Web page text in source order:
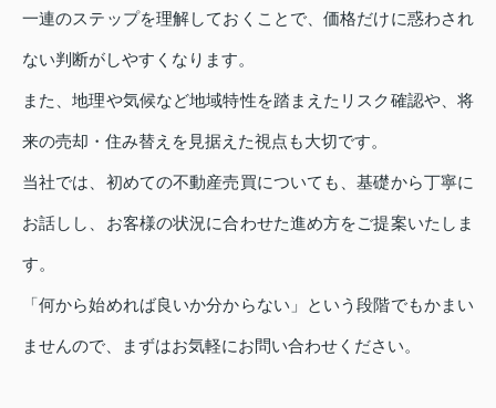
一連のステップを理解しておくことで、価格だけに惑わされ
ない判断がしやすくなります。
また、地理や気候など地域特性を踏まえたリスク確認や、将
来の売却・住み替えを見据えた視点も大切です。
当社では、初めての不動産売買についても、基礎から丁寧に
お話しし、お客様の状況に合わせた進め方をご提案いたしま
す。
「何から始めれば良いか分からない」という段階でもかまい
ませんので、まずはお気軽にお問い合わせください。